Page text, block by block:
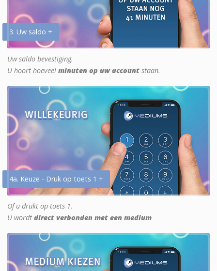
3. Uw saldo +
Uw saldo bevestiging.
U hoort hoeveel minuten op uw account staan.
4a. Keuze - Druk op toets 1 +
Of u drukt op toets 1.
U wordt direct verbonden met een medium